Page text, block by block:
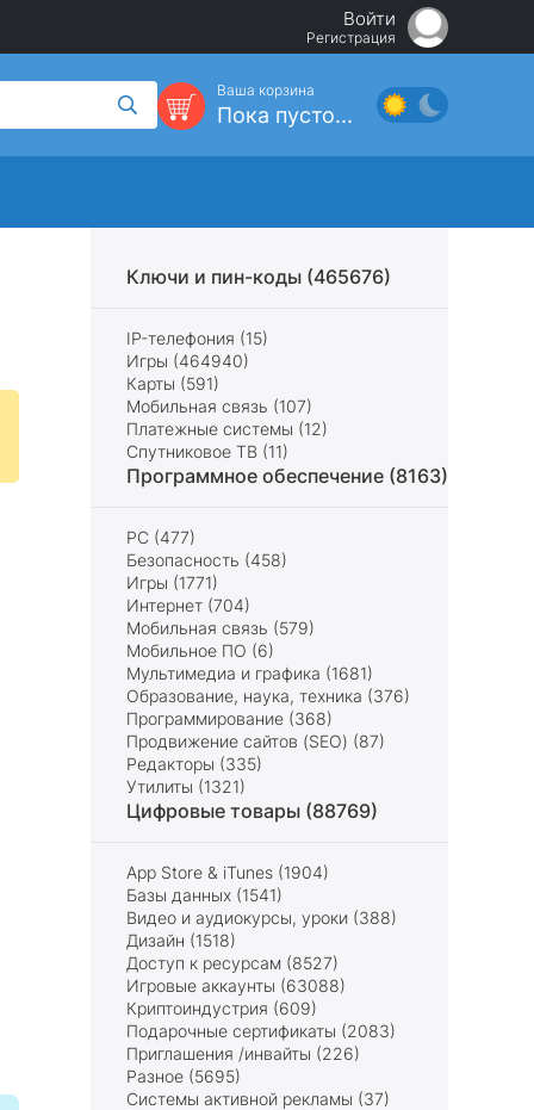
Войти
Регистрация
Ваша корзина
Пока пусто...
Ключи и пин-коды (465676)
IP-телефония (15)
Игры (464940)
Карты (591)
Мобильная связь (107)
Платежные системы (12)
Спутниковое ТВ (11)
Программное обеспечение (8163)
PC (477)
Безопасность (458)
Игры (1771)
Интернет (704)
Мобильная связь (579)
Мобильное ПО (6)
Мультимедиа и графика (1681)
Образование, наука, техника (376)
Программирование (368)
Продвижение сайтов (SEO) (87)
Редакторы (335)
Утилиты (1321)
Цифровые товары (88769)
App Store & iTunes (1904)
Базы данных (1541)
Видео и аудиокурсы, уроки (388)
Дизайн (1518)
Доступ к ресурсам (8527)
Игровые аккаунты (63088)
Криптоиндустрия (609)
Подарочные сертификаты (2083)
Приглашения /инвайты (226)
Разное (5695)
Системы активной рекламы (37)